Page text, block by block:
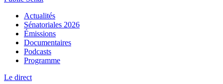
Actualités
Sénatoriales 2026
Émissions
Documentaires
Podcasts
Programme
Le direct